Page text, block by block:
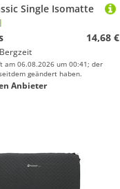
Single Isomatte
14,68 €
Bergzeit
am 06.08.2026 um 00:41; der
geändert haben.
Anbieter